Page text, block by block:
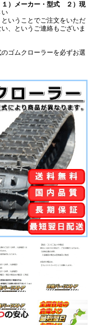
１）メーカー・型式 ２）現
いうことでご注文をいただ
、というご連絡もございま
ゴムクローラーを必ずお選